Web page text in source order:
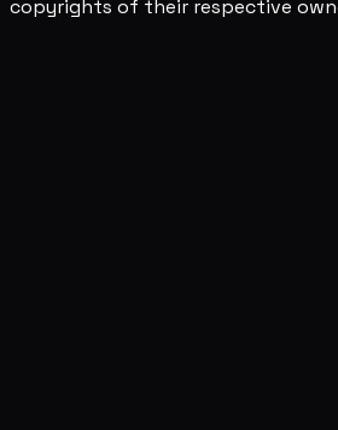
copyrights of their respective